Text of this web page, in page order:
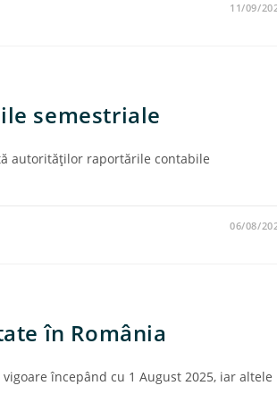
11/09/
semestriale
autorităților raportările contabile
06/08/
în România
începând cu 1 August 2025, iar altele